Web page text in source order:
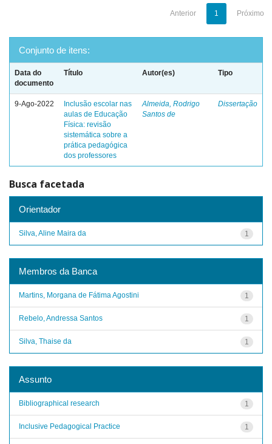
Anterior 1 Próximo
Conjunto de itens:
Data do
documento
Título Autor(es) Tipo
9-Ago-2022
Inclusão escolar nas
aulas de Educação
Física: revisão
sistemática sobre a
prática pedagógica
dos professores
Almeida, Rodrigo
Santos de
Dissertação
Busca facetada
Orientador
1
Silva, Aline Maira da
Membros da Banca
1
Martins, Morgana de Fátima Agostini
1
Rebelo, Andressa Santos
1
Silva, Thaise da
Assunto
1
Bibliographical research
1
Inclusive Pedagogical Practice